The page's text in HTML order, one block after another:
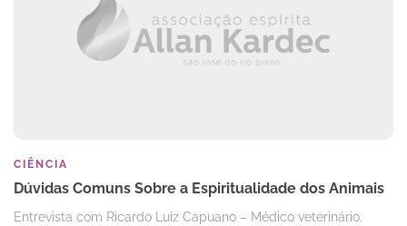
CIÊNCIA
Dúvidas Comuns Sobre a Espiritualidade dos Animais
Entrevista com Ricardo Luiz Capuano – Médico veterinário.